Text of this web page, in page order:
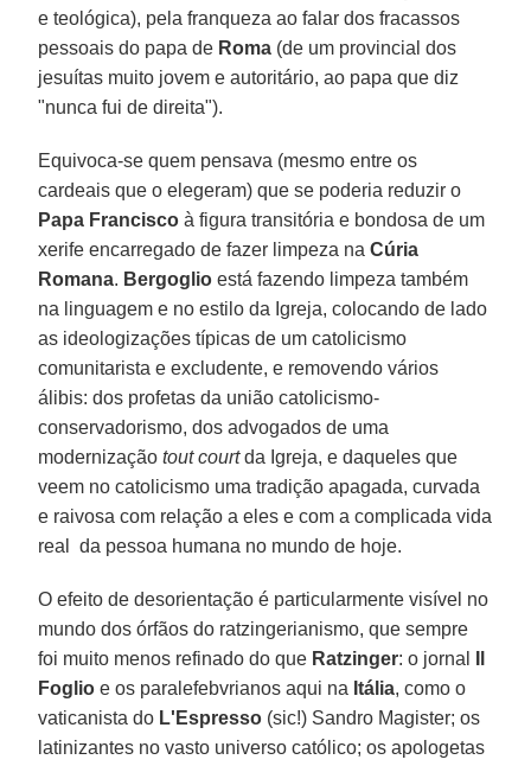
e teológica), pela franqueza ao falar dos fracassos
pessoais do papa de Roma (de um provincial dos
jesuítas muito jovem e autoritário, ao papa que diz
"nunca fui de direita").
Equivoca-se quem pensava (mesmo entre os
cardeais que o elegeram) que se poderia reduzir o
Papa Francisco à figura transitória e bondosa de um
xerife encarregado de fazer limpeza naCúria
Romana. Bergoglio está fazendo limpeza também
na linguagem e no estilo da Igreja, colocando de lado
as ideologizações típicas de um catolicismo
comunitarista e excludente, e removendo vários
álibis: dos profetas da união catolicismo-
conservadorismo, dos advogados de uma
modernizaçãotout courtda Igreja, e daqueles que
veem no catolicismo uma tradição apagada, curvada
e raivosa com relação a eles e com a complicada vida
real da pessoa humana no mundo de hoje.
O efeito de desorientação é particularmente visível no
mundo dos órfãos do ratzingerianismo, que sempre
foi muito menos refinado do que Ratzinger: o jornal
Foglio e os paralefebvrianos aqui na Itália, como o
vaticanista do L'Espresso (sic!) Sandro Magister; os
latinizantes no vasto universo católico; os apologetas